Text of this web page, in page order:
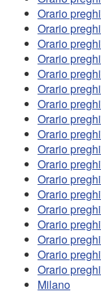
Orario
Orario
Orario
Orario
Orario
Orario
Orario
Orario
Orario
Orario
Orario
Orario
Orario
Orario
Orario
Orario
Orario
Orario
Milano